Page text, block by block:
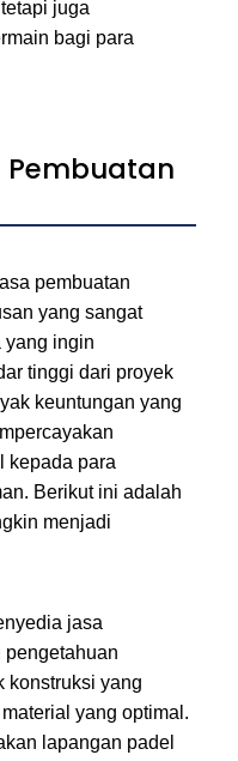
juga
bagi para
Pembuatan
pembuatan
yang sangat
yang ingin
tinggi dari proyek
keuntungan yang
kepada para
Berikut ini adalah
menjadi
jasa
pengetahuan
konstruksi yang
yang optimal.
lapangan padel